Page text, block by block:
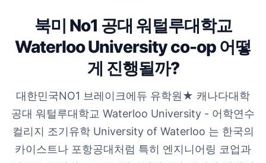
북미 No1 공대 워털루대학교
Waterloo University co-op 어떻
게 진행될까?
대한민국NO1 브레이크에듀 유학원★ 캐나다대학
공대 워털루대학교 Waterloo University - 어학연수
컬리지 조기유학 University of Waterloo 는 한국의
카이스트나 포항공대처럼 특히 엔지니어링 코업과